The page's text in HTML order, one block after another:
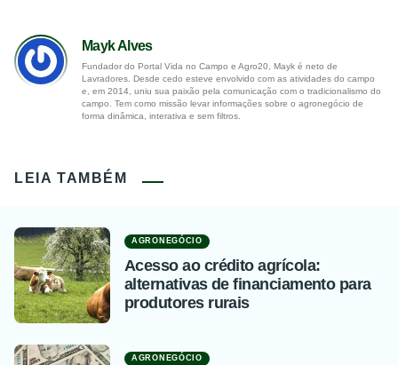
Mayk Alves
Fundador do Portal Vida no Campo e Agro20, Mayk é neto de
Lavradores. Desde cedo esteve envolvido com as atividades do campo
e, em 2014, uniu sua paixão pela comunicação com o tradicionalismo do
campo. Tem como missão levar informações sobre o agronegócio de
forma dinâmica, interativa e sem filtros.
LEIA TAMBÉM
AGRONEGÓCIO
Acesso ao crédito agrícola:
alternativas de financiamento para
produtores rurais
AGRONEGÓCIO